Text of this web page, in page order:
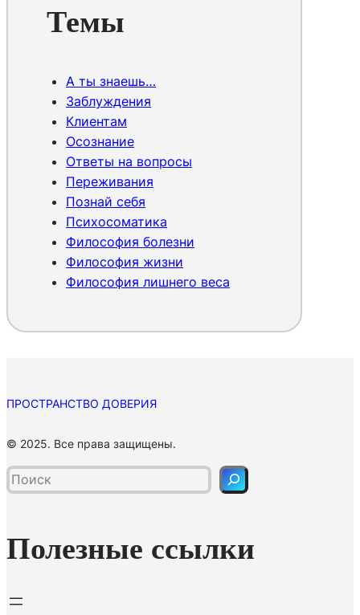
а
в
о
л
о
с
ы
Темы
А ты знаешь…
Заблуждения
Клиентам
Осознание
Ответы на вопросы
Переживания
Познай себя
Психосоматика
Философия болезни
Философия жизни
Философия лишнего веса
ПРОСТРАНСТВО ДОВЕРИЯ
© 2025. Все права защищены.
о
и
Полезные ссылки